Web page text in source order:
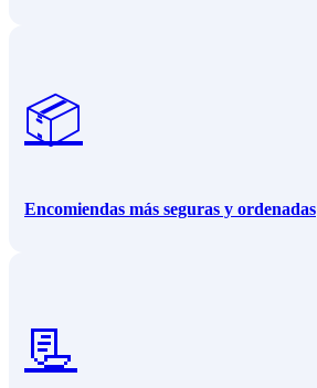
📦
Encomiendas más seguras y ordenadas
📃